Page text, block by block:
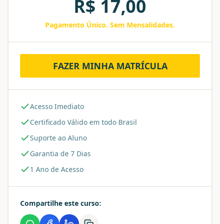
R$ 17,00
Pagamento Único. Sem Mensalidades.
FAZER MINHA MATRÍCULA
Acesso Imediato
Certificado Válido em todo Brasil
Suporte ao Aluno
Garantia de 7 Dias
1 Ano de Acesso
Compartilhe este curso: